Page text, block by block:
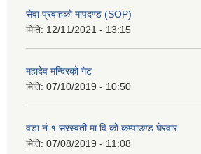
सेवा प्रवाहको मापदण्ड (SOP)
मिति: 12/11/2021 - 13:15
महादेव मन्दिरको गेट
मिति: 07/10/2019 - 10:50
वडा नं १ सरस्वती मा.वि.काे कम्पाउण्ड घेरवार
मिति: 07/08/2019 - 11:08